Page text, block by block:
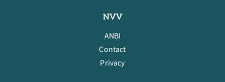
NVV
ANBI
Contact
Privacy